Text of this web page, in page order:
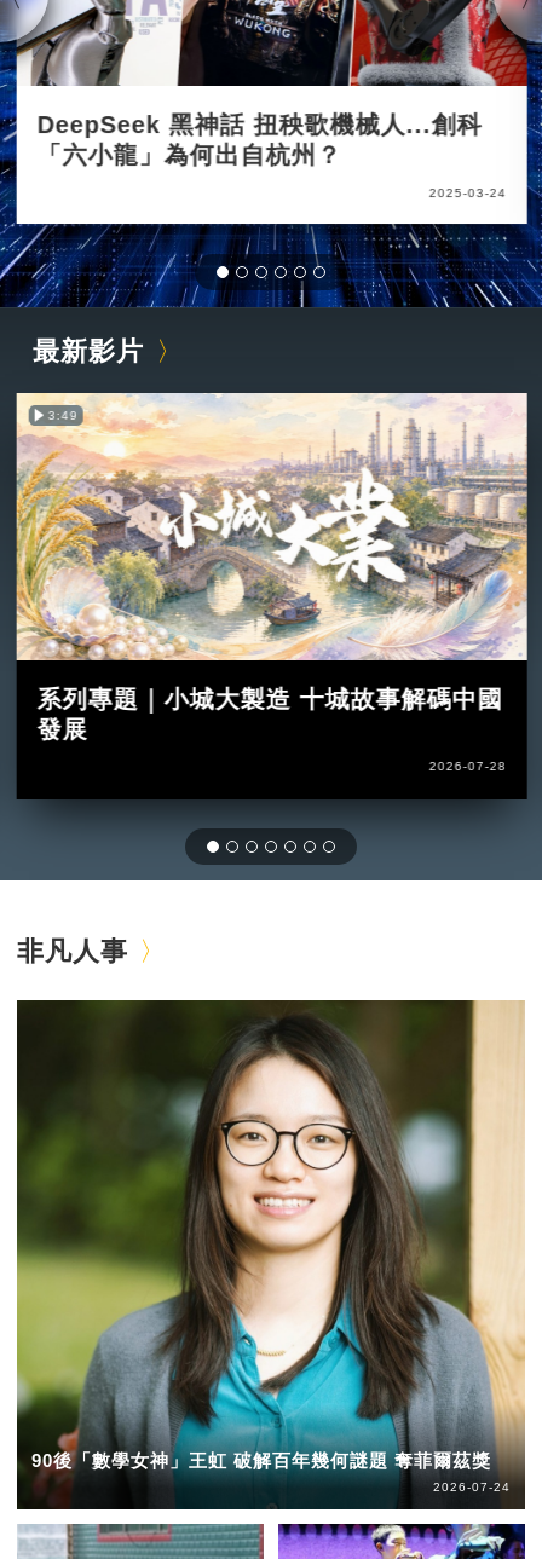
DeepSeek 黑神話 扭秧歌機械人...創科
「六小龍」為何出自杭州？
2025-03-24
最新影片
3:49
系列專題｜小城大製造 十城故事解碼中國
發展
2026-07-28
非凡人事
90後「數學女神」王虹 破解百年幾何謎題 奪菲爾茲獎
2026-07-24